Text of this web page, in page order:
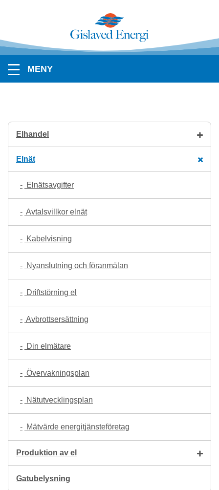
MENY
Elhandel
Elnät
Elnätsavgifter
Avtalsvillkor elnät
Kabelvisning
Nyanslutning och föranmälan
Driftstörning el
Avbrottsersättning
Din elmätare
Övervakningsplan
Nätutvecklingsplan
Mätvärde energitjänsteföretag
Produktion av el
Gatubelysning